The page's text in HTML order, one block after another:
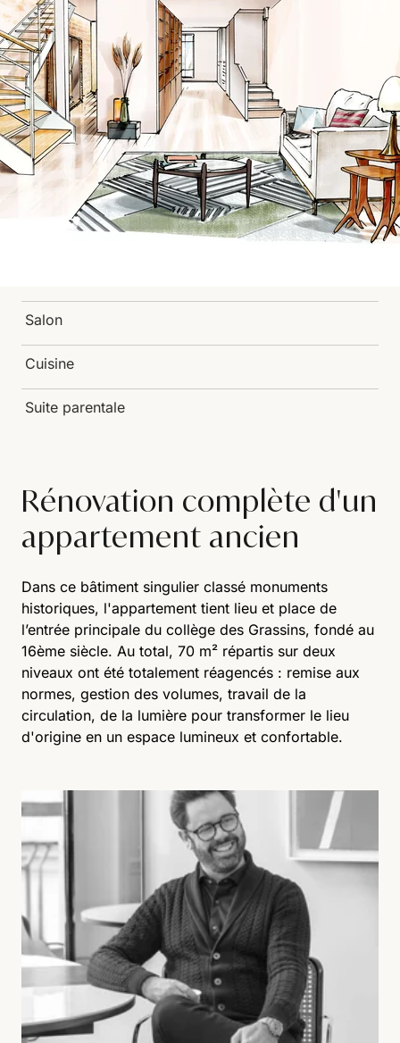
Salon
Cuisine
Suite parentale
Rénovation complète d'un
appartement ancien
Dans ce bâtiment singulier classé monuments
historiques, l'appartement tient lieu et place de
l’entrée principale du collège des Grassins, fondé au
16ème siècle. Au total, 70 m² répartis sur deux
niveaux ont été totalement réagencés : remise aux
normes, gestion des volumes, travail de la
circulation, de la lumière pour transformer le lieu
d'origine en un espace lumineux et confortable.